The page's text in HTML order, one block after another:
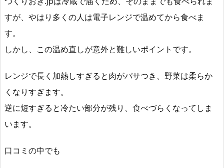
すが、やはり多くの人は電子レンジで温めてから食べま
す。
しかし、この温め直しが意外と難しいポイントです。
レンジで長く加熱しすぎると肉がパサつき、野菜は柔らか
くなりすぎます。
逆に短すぎると冷たい部分が残り、食べづらくなってしま
います。
口コミの中でも